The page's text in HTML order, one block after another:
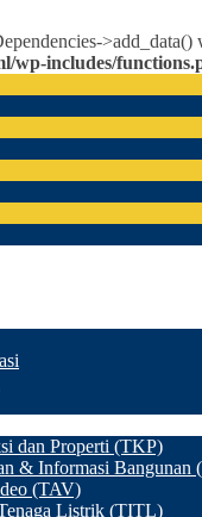
wp-includes/
dan Properti (TKP)
& Informasi Bangunan
(TAV)
Listrik (TITL)